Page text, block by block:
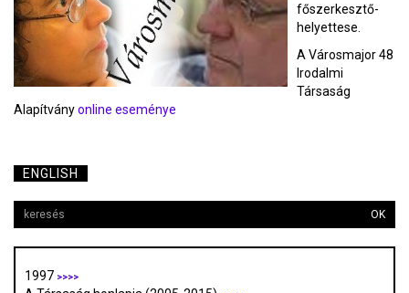
főszerkesztő-
helyettese.
A Városmajor 48
Irodalmi
Társaság
Alapítványonline eseménye
ENGLISH
OK
1997 >>>>